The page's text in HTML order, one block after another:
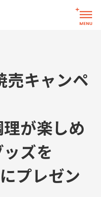
売キャンペ
が楽しめ
ズを
プレゼン